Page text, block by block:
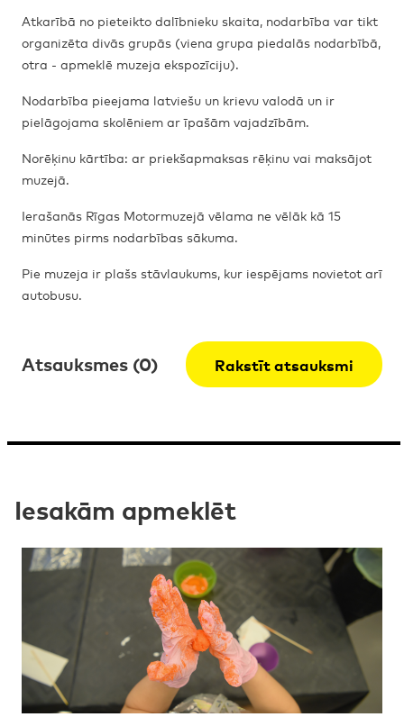
Atkarībā no pieteikto dalībnieku skaita, nodarbība var tikt
organizēta divās grupās (viena grupa piedalās nodarbībā,
otra - apmeklē muzeja ekspozīciju).
Nodarbība pieejama latviešu un krievu valodā un ir
pielāgojama skolēniem ar īpašām vajadzībām.
Norēķinu kārtība: ar priekšapmaksas rēķinu vai maksājot
muzejā.
Ierašanās Rīgas Motormuzejā vēlama ne vēlāk kā 15
minūtes pirms nodarbības sākuma.
Pie muzeja ir plašs stāvlaukums, kur iespējams novietot arī
autobusu.
Atsauksmes (0) Rakstīt atsauksmi
Iesakām apmeklēt